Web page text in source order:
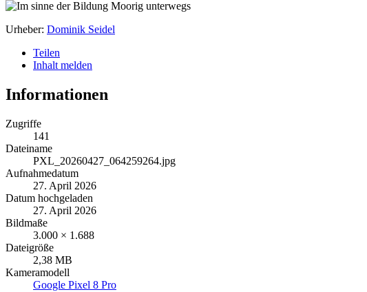
Urheber: Dominik Seidel
Teilen
Inhalt melden
Informationen
Zugriffe
141
Dateiname
PXL_20260427_064259264.jpg
Aufnahmedatum
27. April 2026
Datum hochgeladen
27. April 2026
Bildmaße
3.000 × 1.688
Dateigröße
2,38 MB
Kameramodell
Google Pixel 8 Pro